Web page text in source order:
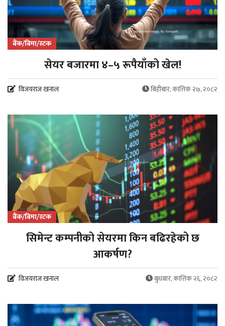
बैंक/बिमा/स्टक
सेयर बजारमा ४–५ रूपैयाँको खेल!
विजयराज खनाल बिहीबार, कात्तिक २७, २०८२
बैंक/बिमा/स्टक
सिमेन्ट कम्पनीको सेयरमा किन बढिरहेको छ
आकर्षण?
विजयराज खनाल बुधबार, कात्तिक २६, २०८२